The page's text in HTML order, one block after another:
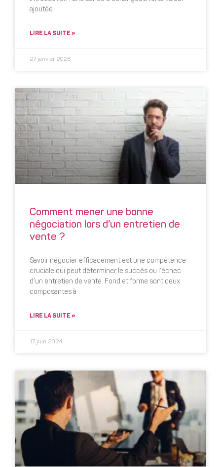
ajoutée
LIRE LA SUITE »
27 janvier 2026
Comment mener une bonne
négociation lors d’un entretien de
vente ?
Savoir négocier efficacement est une compétence
cruciale qui peut déterminer le succès ou l’échec
d’un entretien de vente. Fond et forme sont deux
composantes à
LIRE LA SUITE »
17 juin 2024